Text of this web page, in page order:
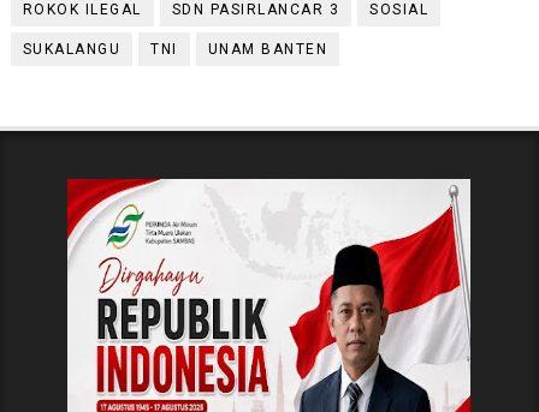
ROKOK ILEGAL SDN PASIRLANCAR 3 SOSIAL
SUKALANGU TNI UNAM BANTEN